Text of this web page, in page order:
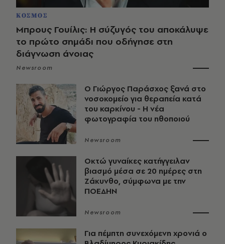
ΚΟΣΜΟΣ
Μπρους Γουίλις: Η σύζυγός του αποκάλυψε
το πρώτο σημάδι που οδήγησε στη
διάγνωση άνοιας
Newsroom
O Γιώργος Παράσχος ξανά στο
νοσοκομείο για θεραπεία κατά
του καρκίνου - Η νέα
φωτογραφία του ηθοποιού
Newsroom
Οκτώ γυναίκες κατήγγειλαν
βιασμό μέσα σε 20 ημέρες στη
Ζάκυνθο, σύμφωνα με την
ΠΟΕΔΗΝ
Newsroom
Για πέμπτη συνεχόμενη χρονιά ο